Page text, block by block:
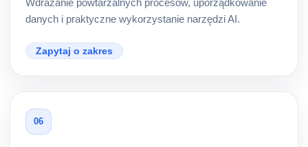
danych i praktyczne wykorzystanie narzędzi AI.
Zapytaj o zakres
06